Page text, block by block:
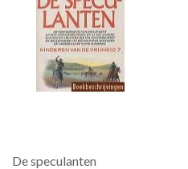
De speculanten